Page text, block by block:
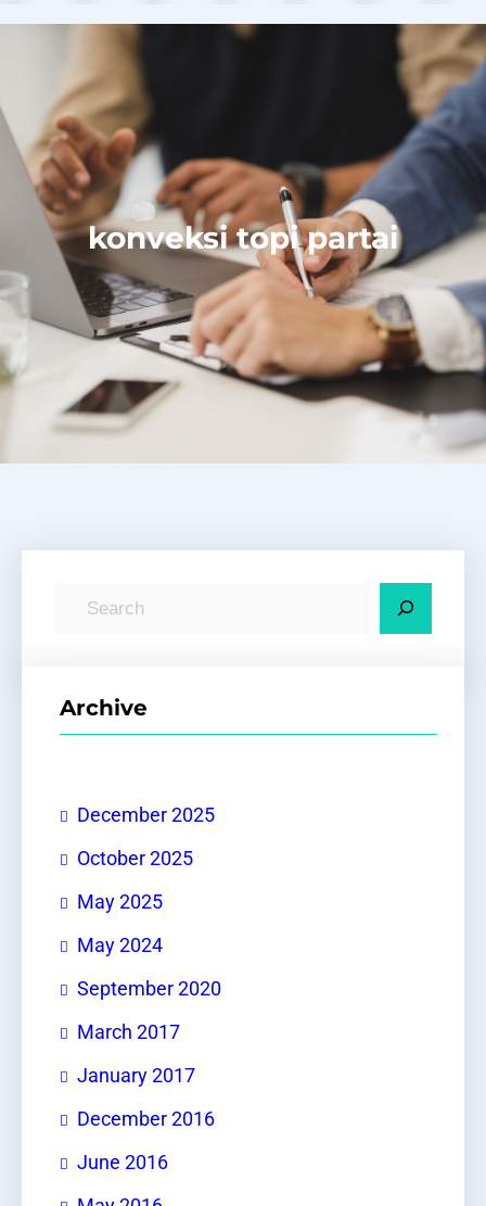
konveksi topi partai
Archive
December 2025
October 2025
May 2025
May 2024
September 2020
March 2017
January 2017
December 2016
June 2016